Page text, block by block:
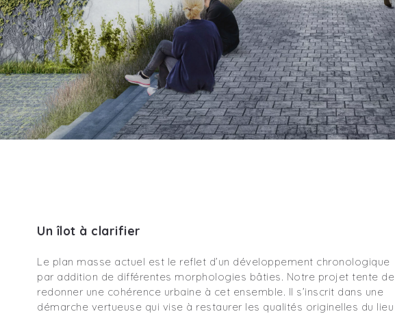
Un îlot à clarifier
Le plan masse actuel est le reflet d’un développement chronologique
par addition de différentes morphologies bâties. Notre projet tente de
redonner une cohérence urbaine à cet ensemble. Il s’inscrit dans une
démarche vertueuse qui vise à restaurer les qualités originelles du lieu